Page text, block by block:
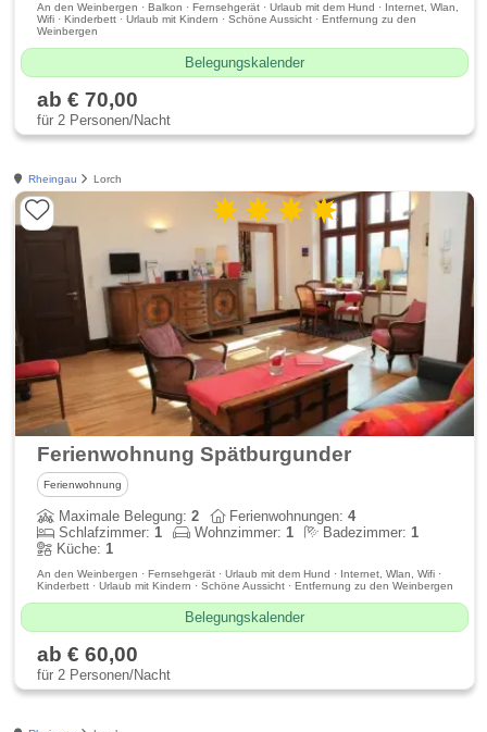
An den Weinbergen · Balkon · Fernsehgerät · Urlaub mit dem Hund · Internet, Wlan,
Wifi · Kinderbett · Urlaub mit Kindern · Schöne Aussicht · Entfernung zu den
Weinbergen
Belegungskalender
ab € 70,00
für 2 Personen/Nacht
Rheingau Lorch
Ferienwohnung Spätburgunder
Ferienwohnung
Maximale Belegung:2 Ferienwohnungen:4
Schlafzimmer:1 Wohnzimmer:1 Badezimmer:1
Küche:1
An den Weinbergen · Fernsehgerät · Urlaub mit dem Hund · Internet, Wlan, Wifi ·
Kinderbett · Urlaub mit Kindern · Schöne Aussicht · Entfernung zu den Weinbergen
Belegungskalender
ab € 60,00
für 2 Personen/Nacht